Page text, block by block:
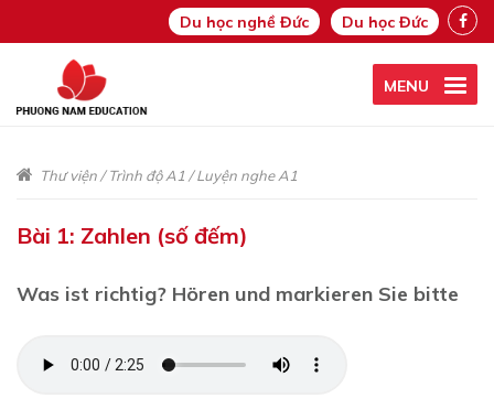
Du học nghề Đức Du học Đức
MENU
Thư viện/Trình độ A1 /Luyện nghe A1
Bài 1: Zahlen (số đếm)
Was ist richtig? Hören und markieren Sie bitte